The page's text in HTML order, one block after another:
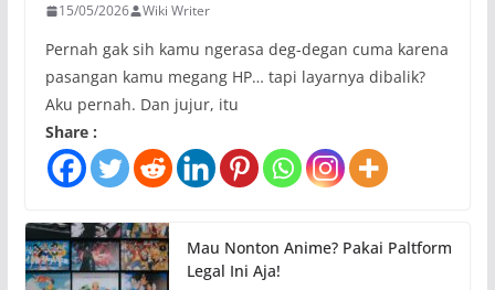
15/05/2026 Wiki Writer
Pernah gak sih kamu ngerasa deg-degan cuma karena
pasangan kamu megang HP… tapi layarnya dibalik?
Aku pernah. Dan jujur, itu
Share :
Mau Nonton Anime? Pakai Paltform
Legal Ini Aja!